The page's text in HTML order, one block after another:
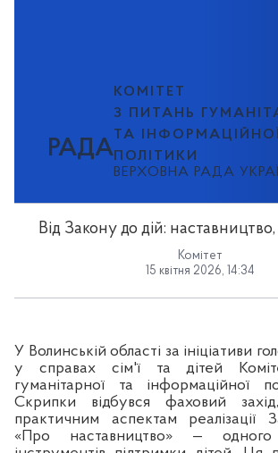
РАДА
КОМІТЕТ
З ПИТАНЬ
ТА ІНФОРМАЦІЙНОЇ
ПОЛІТИКИ
ВЕРХОВНА РАДА
Від Закону до дій:
Комітет
15 квітня 2026, 14:34
У Волинській області за ініціативи
у справах сім'ї та дітей
гуманітарної та інформаційної
Скрипки відбувся фаховий
практичним аспектам реалізації
«Про наставництво» —